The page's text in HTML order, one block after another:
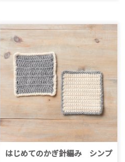
はじめてのかぎ針編み シンプ